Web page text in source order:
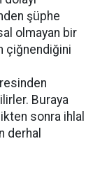
şüphe
olmayan bir
çiğnendiğini
Buraya
sonra ihlal
derhal